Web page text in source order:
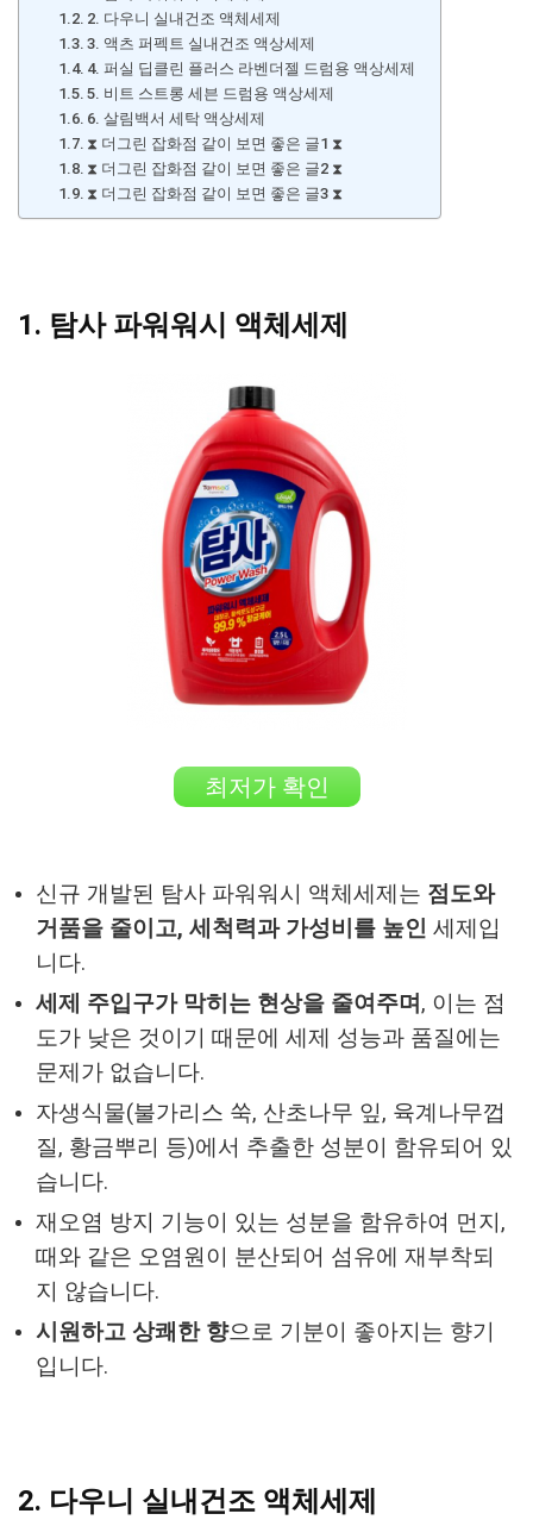
2. 다우니 실내건조 액체세제
3. 액츠 퍼펙트 실내건조 액상세제
4. 퍼실 딥클린 플러스 라벤더젤 드럼용 액상세제
5. 비트 스트롱 세븐 드럼용 액상세제
6. 살림백서 세탁 액상세제
⧗ 더그린 잡화점 같이 보면 좋은 글1 ⧗
⧗ 더그린 잡화점 같이 보면 좋은 글2 ⧗
⧗ 더그린 잡화점 같이 보면 좋은 글3 ⧗
1. 탐사 파워워시 액체세제
최저가 확인
신규 개발된 탐사 파워워시 액체세제는 점도와
거품을 줄이고, 세척력과 가성비를 높인 세제입
니다.
세제 주입구가 막히는 현상을 줄여주며, 이는 점
도가 낮은 것이기 때문에 세제 성능과 품질에는
문제가 없습니다.
자생식물(불가리스 쑥, 산초나무 잎, 육계나무껍
질, 황금뿌리 등)에서 추출한 성분이 함유되어 있
습니다.
재오염 방지 기능이 있는 성분을 함유하여 먼지,
때와 같은 오염원이 분산되어 섬유에 재부착되
지 않습니다.
시원하고 상쾌한 향으로 기분이 좋아지는 향기
입니다.
2. 다우니 실내건조 액체세제